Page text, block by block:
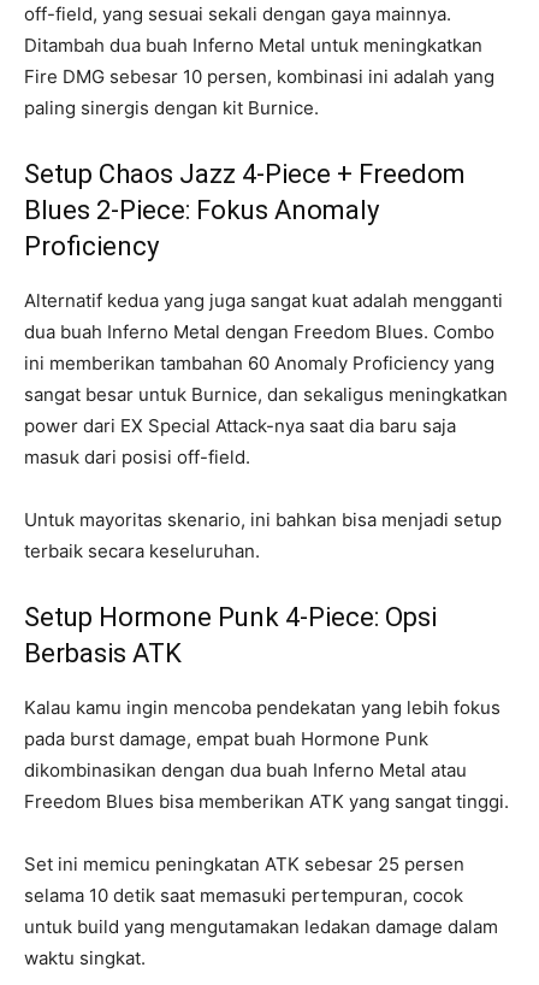
off-field, yang sesuai sekali dengan gaya mainnya.
Ditambah dua buah Inferno Metal untuk meningkatkan
Fire DMG sebesar 10 persen, kombinasi ini adalah yang
paling sinergis dengan kit Burnice.
Setup Chaos Jazz 4-Piece + Freedom
Blues 2-Piece: Fokus Anomaly
Proficiency
Alternatif kedua yang juga sangat kuat adalah mengganti
dua buah Inferno Metal dengan Freedom Blues. Combo
ini memberikan tambahan 60 Anomaly Proficiency yang
sangat besar untuk Burnice, dan sekaligus meningkatkan
power dari EX Special Attack-nya saat dia baru saja
masuk dari posisi off-field.
Untuk mayoritas skenario, ini bahkan bisa menjadi setup
terbaik secara keseluruhan.
Setup Hormone Punk 4-Piece: Opsi
Berbasis ATK
Kalau kamu ingin mencoba pendekatan yang lebih fokus
pada burst damage, empat buah Hormone Punk
dikombinasikan dengan dua buah Inferno Metal atau
Freedom Blues bisa memberikan ATK yang sangat tinggi.
Set ini memicu peningkatan ATK sebesar 25 persen
selama 10 detik saat memasuki pertempuran, cocok
untuk build yang mengutamakan ledakan damage dalam
waktu singkat.